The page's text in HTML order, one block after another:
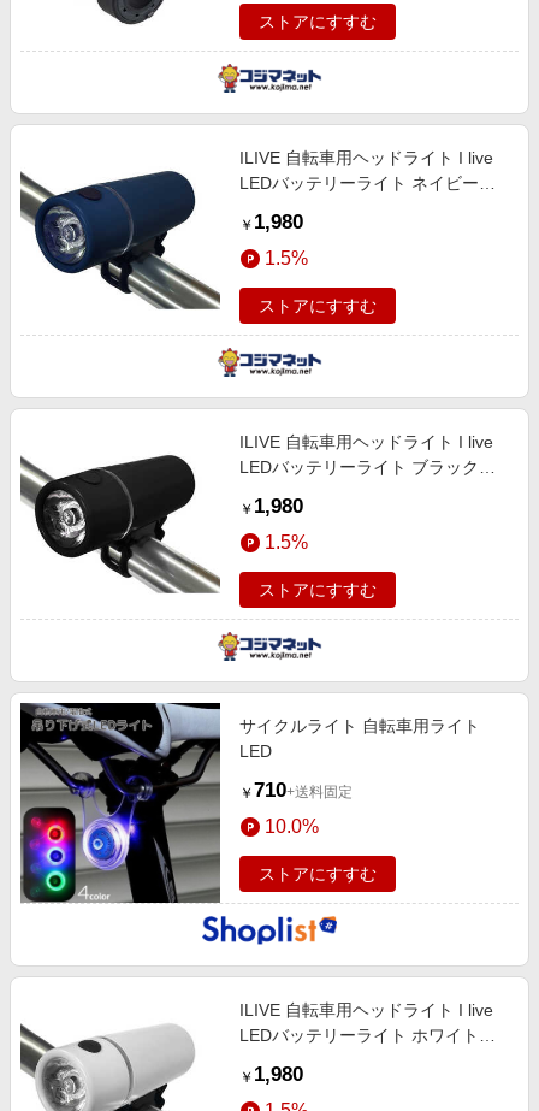
ストアにすすむ
ILIVE 自転車用ヘッドライト I live
LEDバッテリーライト ネイビー
￥ 1,980
1.5%
ストアにすすむ
ILIVE 自転車用ヘッドライト I live
LEDバッテリーライト ブラック
￥ 1,980
1.5%
ストアにすすむ
サイクルライト 自転車用ライト
LED
￥ 710+送料固定
10.0%
ストアにすすむ
ILIVE 自転車用ヘッドライト I live
LEDバッテリーライト ホワイト
￥ 1,980